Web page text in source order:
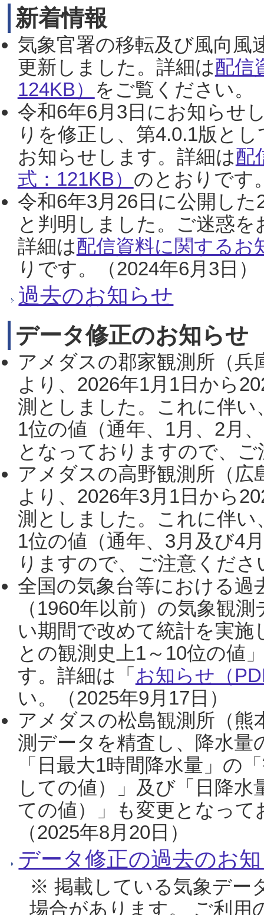
新着情報
気象官署の移転及び風向風
更新しました。詳細は配信
124KB） をご覧ください。
令和6年6月3日にお知らせ
りを修正し、第4.0.1版と
お知らせします。詳細は配
式：121KB） のとおりです
令和6年3月26日に公開し
と判明しました。ご迷惑
詳細は配信資料に関するお
りです。（2024年6月3日）
過去のお知らせ
データ修正のお知らせ
アメダスの郡家観測所（
より、2026年1月1日から
測としました。これに伴い
1位の値（通年、1月、2月
となっておりますので、
アメダスの高野観測所（
より、2026年3月1日から
測としました。これに伴い
1位の値（通年、3月及び4
りますので、ご注意くだ
全国の気象台等における過
（1960年以前）の気象観
い期間で改めて統計を実
との観測史上1～10位の値
す。詳細は「 お知らせ（
い。（2025年9月17日）
アメダスの松島観測所（熊
測データを精査し、降水
「日最大1時間降水量」の
しての値）」及び「日降
ての値）」も変更となっ
（2025年8月20日）
データ修正の過去のお
※ 掲載している気象デー
場合があります。 ご利用